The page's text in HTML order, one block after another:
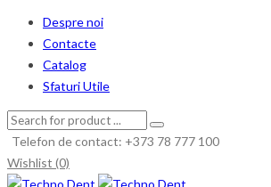
Despre noi
Contacte
Catalog
Sfaturi Utile
Telefon de contact: +373 78 777 100
Wishlist (0)